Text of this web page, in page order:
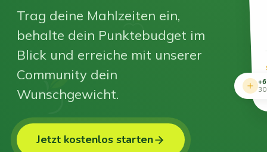
Trag deine Mahlzeiten ein,
behalte dein Punktebudget im
Blick und erreiche mit unserer
Community dein
Wunschgewicht.
Jetzt kostenlos starten